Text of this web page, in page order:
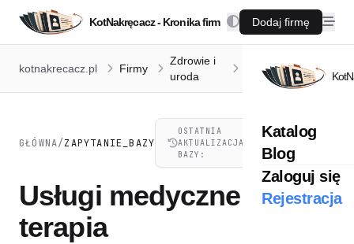
KotNakręcacz - Kronika firm Dodaj firmę
Katalog
Blog
Zaloguj się
Rejestracja
kotnakrecacz.pl Firmy
Zdrowie i
uroda
i terapia
GŁÓWNA/ZAPYTANIE_BAZY
OSTATNIA
AKTUALIZACJA
BAZY:
07.08.2026,
21:41
Usługi medyczne i
terapia